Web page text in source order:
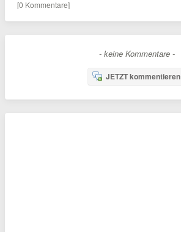
[0 Kommentare]
- keine Kommentare -
JETZT kommentieren